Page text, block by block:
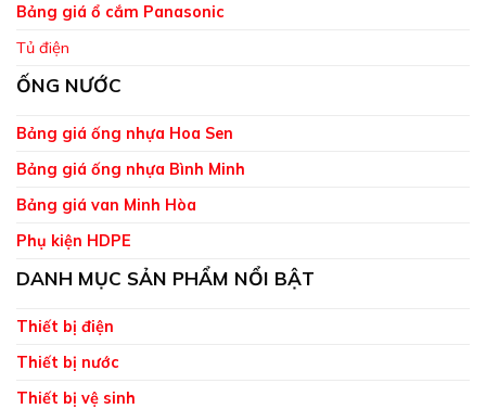
Bảng giá ổ cắm Panasonic
Tủ điện
ỐNG NƯỚC
Bảng giá ống nhựa Hoa Sen
Bảng giá ống nhựa Bình Minh
Bảng giá van Minh Hòa
Phụ kiện HDPE
DANH MỤC SẢN PHẨM NỔI BẬT
Thiết bị điện
Thiết bị nước
Thiết bị vệ sinh